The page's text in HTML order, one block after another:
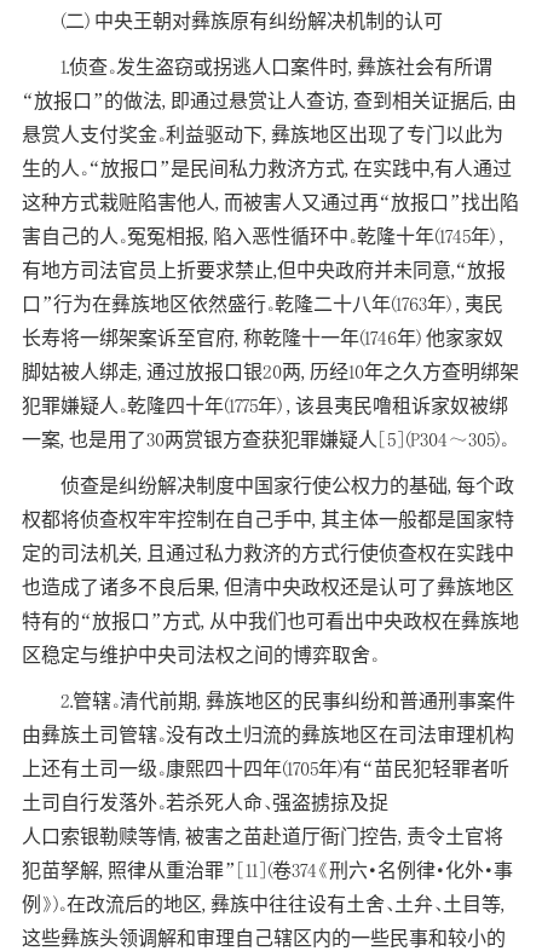
(二) 中央王朝对彝族原有纠纷解决机制的认可
1.侦查。发生盗窃或拐逃人口案件时, 彝族社会有所谓
“放报口”的做法, 即通过悬赏让人查访, 查到相关证据后, 由
悬赏人支付奖金。利益驱动下, 彝族地区出现了专门以此为
生的人。“放报口”是民间私力救济方式, 在实践中,有人通过
这种方式栽赃陷害他人, 而被害人又通过再“放报口”找出陷
害自己的人。冤冤相报, 陷入恶性循环中。乾隆十年(1745年) ,
有地方司法官员上折要求禁止,但中央政府并未同意,“放报
口”行为在彝族地区依然盛行。乾隆二十八年(1763年) , 夷民
长寿将一绑架案诉至官府, 称乾隆十一年(1746年) 他家家奴
脚姑被人绑走, 通过放报口银20两, 历经10年之久方查明绑架
犯罪嫌疑人。乾隆四十年(1775年) , 该县夷民噜租诉家奴被绑
一案, 也是用了30两赏银方查获犯罪嫌疑人[5](P304～305)。
侦查是纠纷解决制度中国家行使公权力的基础, 每个政
权都将侦查权牢牢控制在自己手中, 其主体一般都是国家特
定的司法机关, 且通过私力救济的方式行使侦查权在实践中
也造成了诸多不良后果, 但清中央政权还是认可了彝族地区
特有的“放报口”方式, 从中我们也可看出中央政权在彝族地
区稳定与维护中央司法权之间的博弈取舍。
2.管辖。清代前期, 彝族地区的民事纠纷和普通刑事案件
由彝族土司管辖。没有改土归流的彝族地区在司法审理机构
上还有土司一级。康熙四十四年(1705年)有“苗民犯轻罪者听
土司自行发落外。若杀死人命、强盗掳掠及捉
人口索银勒赎等情, 被害之苗赴道厅衙门控告, 责令土官将
犯苗孥解, 照律从重治罪”[11](卷374《刑六·名例律·化外·事
例》)。在改流后的地区, 彝族中往往设有土舍、土弁、土目等,
这些彝族头领调解和审理自己辖区内的一些民事和较小的